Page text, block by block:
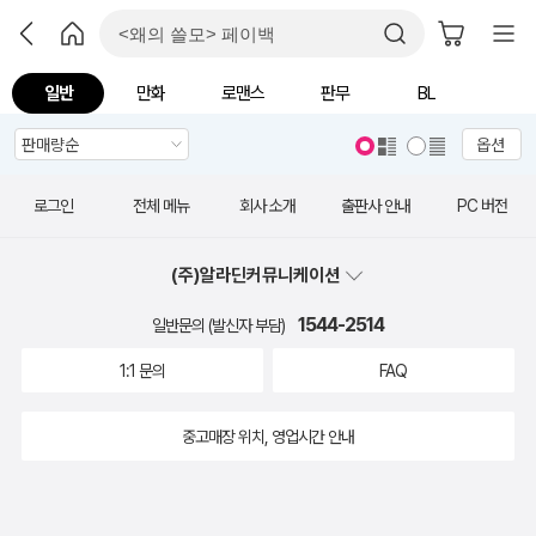
일반 만화 로맨스 판무 BL
옵션
로그인 전체 메뉴 회사 소개 출판사 안내 PC 버전
(주)알라딘커뮤니케이션
일반문의 (발신자 부담) 1544-2514
1:1 문의 FAQ
중고매장 위치, 영업시간 안내